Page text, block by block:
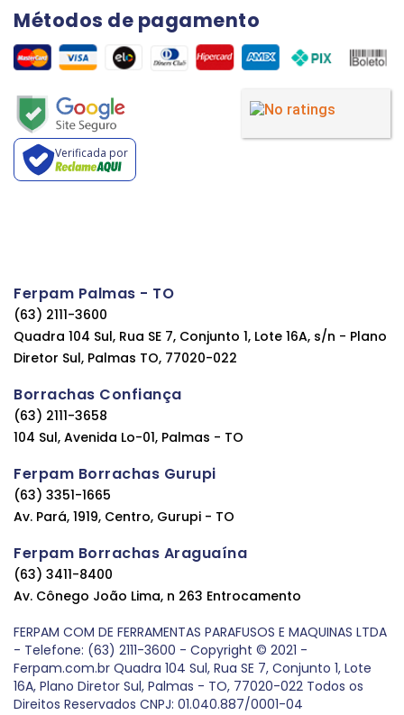
Métodos de pagamento
Verificada por
Ferpam Palmas - TO
(63) 2111-3600
Quadra 104 Sul, Rua SE 7, Conjunto 1, Lote 16A, s/n - Plano
Diretor Sul, Palmas TO, 77020-022
Borrachas Confiança
(63) 2111-3658
104 Sul, Avenida Lo-01, Palmas - TO
Ferpam Borrachas Gurupi
(63) 3351-1665
Av. Pará, 1919, Centro, Gurupi - TO
Ferpam Borrachas Araguaína
(63) 3411-8400
Av. Cônego João Lima, n 263 Entrocamento
FERPAM COM DE FERRAMENTAS PARAFUSOS E MAQUINAS LTDA
- Telefone: (63) 2111-3600 - Copyright © 2021 -
Ferpam.com.br Quadra 104 Sul, Rua SE 7, Conjunto 1, Lote
16A, Plano Diretor Sul, Palmas - TO, 77020-022 Todos os
Direitos Reservados CNPJ: 01.040.887/0001-04